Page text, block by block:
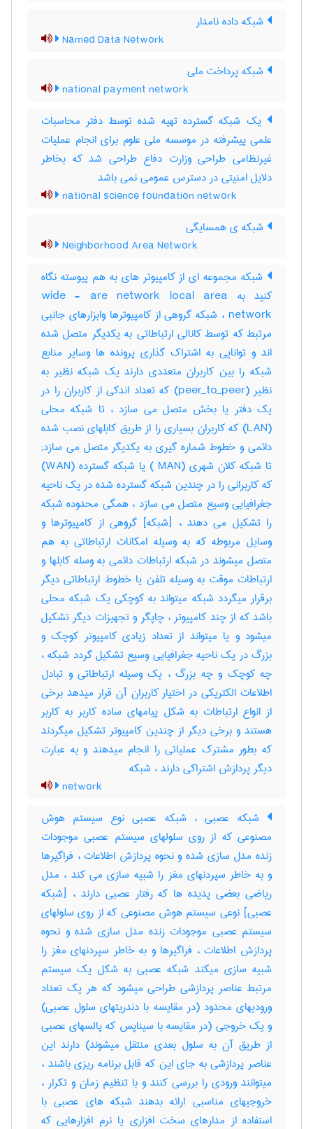
شبکه داده نامدار
Named Data Network
شبکه پرداخت ملی
national payment network
یک شبکه گسترده تهیه شده توسط دفتر محاسبات
علمی پیشرفته در موسسه ملی علوم برای انجام عملیات
غیرنظامی طراحی وزارت دفاع طراحی شد که بخاطر
دلایل امنیتی در دسترس عمومی نمی باشد
national science foundation network
شبکه‌ ی همسایگی
Neighborhood Area Network
شبکه مجموعه ای از کامپیوتر های به هم پیوسته نگاه
کنید به wide - are network local area
network ، شبکه گروهی از کامپیوترها وابزارهای جانبی
مرتبط که توسط کانالی ارتباطاتی به یکدیگر متصل شده
اند و توانایی به اشتراک گذاری پرونده ها وسایر منابع
شبکه را بین کاربران متعددی دارند یک شبکه نظیر به
نظیر (peer_to_peer) که تعداد اندکی از کاربران را در
یک دفتر یا بخش متصل می سازد ، تا شبکه محلی
(LAN) که کاربران بسیاری را از طریق کابلهای نصب شده
دائمی و خطوط شماره گیری به یکدیگر متصل می سازد;
تا شبکه کلان شهری (MAN ) یا شبکه گسترده (WAN)
که کاربرانی را در چندین شبکه گسترده شده در یک ناحیه
جغرافیایی وسیع متصل می سازد ، همگی محدوده شبکه
را تشکیل می دهند ، [شبکه] گروهی از کامپیوترها و
وسایل مربوطه که به وسیله امکانات ارتباطاتی به هم
متصل میشوند در شبکه ارتباطات دائمی به وسله کابلها و
ارتباطات موقت به وسیله تلفن یا خطوط ارتباطاتی دیگر
برقرار میگردد شبکه میتواند به کوچکی یک شبکه محلی
باشد که از چند کامپیوتر ، چاپگر و تجهیزات دیگر تشکیل
میشود و یا میتواند از تعداد زیادی کامپیوتر کوچک و
بزرگ در یک ناحیه جغرافیایی وسیع تشکیل گردد شبکه ،
چه کوچک و چه بزرگ ، یک وسیله ارتباطاتی و تبادل
اطلاعات الکتریکی در اختیار کاربران آن قرار میدهد برخی
از انواع ارتباطات به شکل پیامهای ساده کاربر به کاربر
هستند و برخی دیگر از چندین کامپیوتر تشکیل میگردند
که بطور مشترک عملیاتی را انجام میدهند و به عبارت
دیگر پردازش اشتراکی دارند ، ‌شبکه
network
شبکه عصبی ، شبکه عصبی نوع سیستم هوش
مصنوعی که از روی سلولهای سیستم عصبی موجودات
زنده مدل سازی شده و نحوه پردازش اطلاعات ، فراگیرها
و به خاطر سپردنهای مغز را شبیه سازی می کند ، مدل
ریاضی بعضی پدیده ها که رفتار عصبی دارند ، [شبکه
عصبی] نوعی سیستم هوش مصنوعی که از روی سلولهای
سیستم عصبی موجودات زنده مدل سازی شده و نحوه
پردازش اطلاعات ، فراگیرها و به خاطر سپردنهای مغز را
شبیه سازی میکند شبکه عصبی به شکل یک سیستم
مرتبط عناصر پردازشی طراحی میشود که هر یک تعداد
ورودیهای محدود (در مقایسه با دندریتهای سلول عصبی)
و یک خروجی (در مقایسه با سیناپس که پالسهای عصبی
از طریق آن به سلول بعدی منتقل میشوند) دارند این
عناصر پردازشی به جای این که قابل برنامه ریزی باشند ،
میتوانند ورودی را بررسی کنند و با تنظیم زمان و تکرار ،
خروجیهای مناسبی ارائه بدهند شبکه های عصبی با
استفاده از مدارهای سخت افزاری یا نرم افزارهایی که